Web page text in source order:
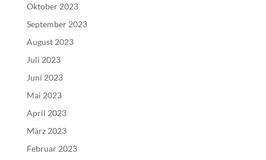
Oktober 2023
September 2023
August 2023
Juli 2023
Juni 2023
Mai 2023
April 2023
März 2023
Februar 2023